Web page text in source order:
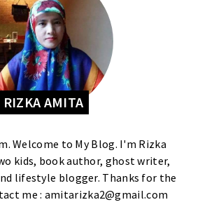
RIZKA AMITA
Welcome to My Blog. I'm Rizka
kids, book author, ghost writer,
lifestyle blogger. Thanks for the
me : amitarizka2@gmail.com